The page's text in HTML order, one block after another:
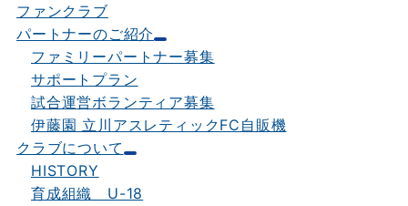
ファンクラブ
パートナーのご紹介
ファミリーパートナー募集
サポートプラン
試合運営ボランティア募集
伊藤園 立川アスレティックFC自販機
クラブについて
HISTORY
育成組織 U-18